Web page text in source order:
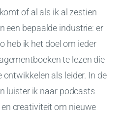
of al als ik al zestien
een bepaalde industrie: er
heb ik het doel om ieder
te lezen die
als leider. In de
luister ik naar podcasts
creativiteit om nieuwe